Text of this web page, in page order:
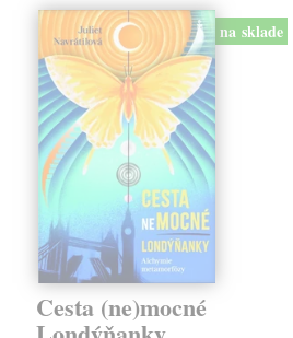
na sklade
Cesta (ne)mocné